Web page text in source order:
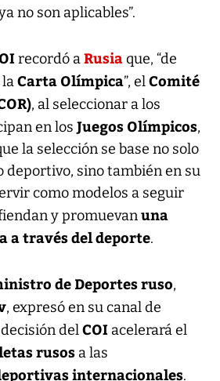
no son aplicables”.
recordó aRusiaque, “de
Carta Olímpica”, elComité
, al seleccionar a los
en los Juegos Olímpicos,
la selección se base no solo
deportivo, sino también en su
como modelos a seguir
y promuevanuna
a través del deporte.
de Deportes ruso,
, expresó en su canal de
delCOI acelerará el
rusos a las
internacionales.